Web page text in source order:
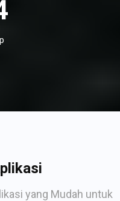
yang Mudah untuk